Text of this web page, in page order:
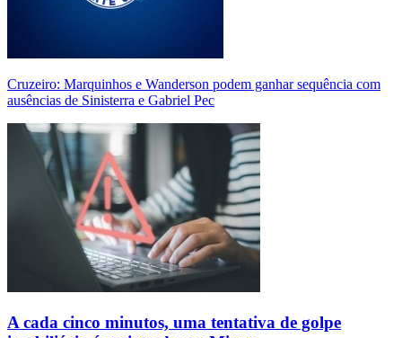
Cruzeiro: Marquinhos e Wanderson podem ganhar sequência com
ausências de Sinisterra e Gabriel Pec
A cada cinco minutos, uma tentativa de golpe